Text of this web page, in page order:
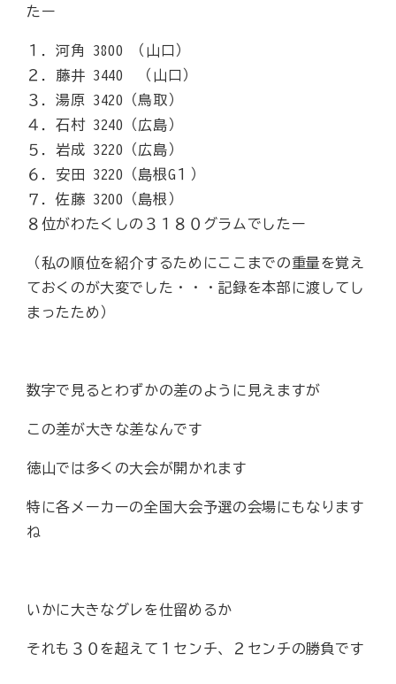
たー
１．河角 3800 （山口）
２．藤井 3440 （山口）
３．湯原 3420（鳥取）
４．石村 3240（広島）
５．岩成 3220（広島）
６．安田 3220（島根G１）
７．佐藤 3200（島根）
８位がわたくしの３１８０グラムでしたー
（私の順位を紹介するためにここまでの重量を覚え
ておくのが大変でした・・・記録を本部に渡してし
まったため）
数字で見るとわずかの差のように見えますが
この差が大きな差なんです
徳山では多くの大会が開かれます
特に各メーカーの全国大会予選の会場にもなります
ね
いかに大きなグレを仕留めるか
それも３０を超えて１センチ、２センチの勝負です